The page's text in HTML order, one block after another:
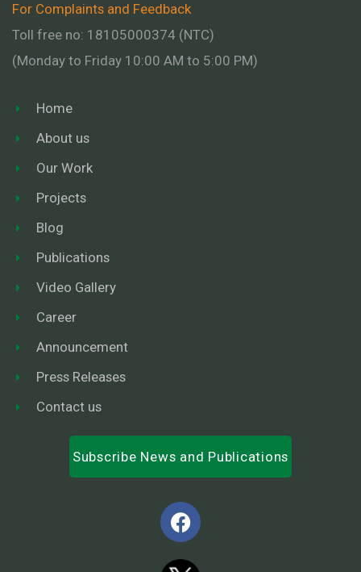
For Complaints and Feedback
Toll free no: 18105000374 (NTC)
(Monday to Friday 10:00 AM to 5:00 PM)
Home
About us
Our Work
Projects
Blog
Publications
Video Gallery
Career
Announcement
Press Releases
Contact us
Subscribe News and Publications